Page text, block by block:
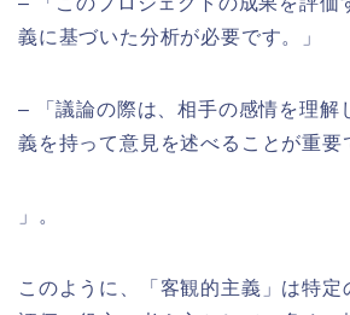
義に基づいた分析が必要です。」
– 「議論の際は、相手の感情を理解
義を持って意見を述べることが重要
」。
このように、「客観的主義」は特定